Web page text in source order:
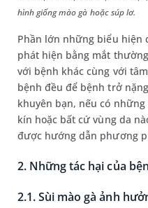
hình giống mào gà hoặc súp lơ.
Phần lớn những biểu hiện
phát hiện bằng mắt
với bệnh khác cùng với
bệnh đều để bệnh trở
khuyên bạn, nếu có
kín hoặc bất cứ vùng da
được hướng dẫn phương
2. Những tác hại của
2.1. Sùi mào gà ảnh